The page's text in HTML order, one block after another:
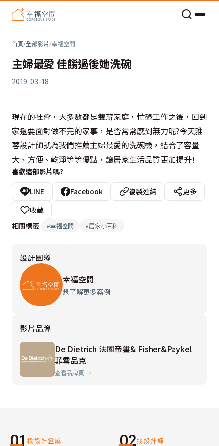
首頁/全部影片/幸福空間
主婦最愛 佳餚過後她洗碗
2019-03-18
現在的社會，大多數都是雙薪家庭，忙碌工作之後，回到
家還要面對做不完的家事，是否常常感到無力呢?今天雅
蓉設計師就為我們推薦主婦最愛的洗碗機，結合了容量
大、方便、乾淨等等優點，讓居家生活品質更加提升!
喜歡這部影片嗎?
LINE Facebook 複製連結
更多
收藏
相關標籤
#幸福空間 #居家小百科
設計團隊
幸福空間
想了解更多案例
影片品牌
De Dietrich 法國帝璽& Fisher&Paykel
菲雪品克
查看品牌頁 →
01 找設計靈感 02找設計師